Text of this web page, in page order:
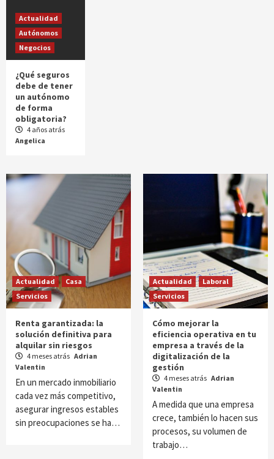
Actualidad
Autónomos
Negocios
¿Qué seguros
debe de tener
un autónomo
de forma
obligatoria?
4 años atrás
Angelica
Actualidad
Casa
Servicios
Renta garantizada: la
solución definitiva para
alquilar sin riesgos
4 meses atrás Adrian
Valentin
En un mercado inmobiliario
cada vez más competitivo,
asegurar ingresos estables
sin preocupaciones se ha…
Actualidad
Laboral
Servicios
Cómo mejorar la
eficiencia operativa en tu
empresa a través de la
digitalización de la
gestión
4 meses atrás Adrian
Valentin
A medida que una empresa
crece, también lo hacen sus
procesos, su volumen de
trabajo…